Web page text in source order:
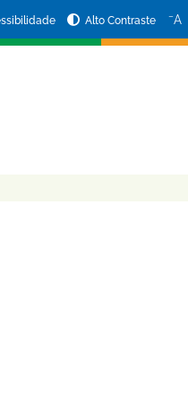
Alto Contraste −A